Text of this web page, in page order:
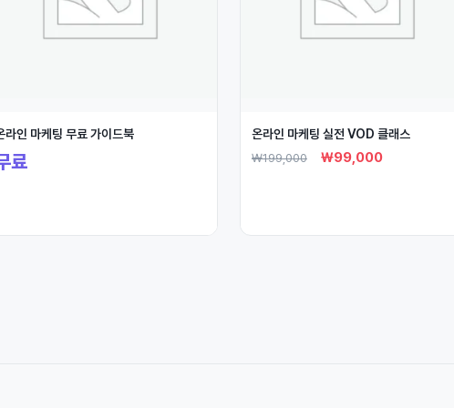
라인 마케팅 무료 가이드북
료
온라인 마케팅 실전 VOD 클래스
₩199,000 ₩99,000